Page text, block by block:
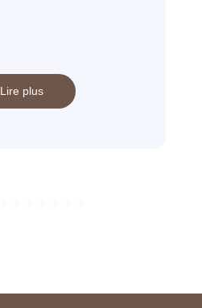
Lire plus